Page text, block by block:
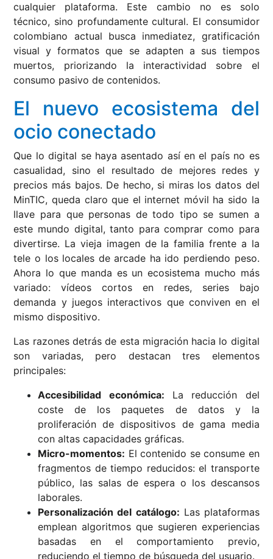
cualquier plataforma. Este cambio no es solo
técnico, sino profundamente cultural. El consumidor
colombiano actual busca inmediatez, gratificación
visual y formatos que se adapten a sus tiempos
muertos, priorizando la interactividad sobre el
consumo pasivo de contenidos.
El nuevo ecosistema del
ocio conectado
Que lo digital se haya asentado así en el país no es
casualidad, sino el resultado de mejores redes y
precios más bajos. De hecho, si miras los datos del
MinTIC, queda claro que el internet móvil ha sido la
llave para que personas de todo tipo se sumen a
este mundo digital, tanto para comprar como para
divertirse. La vieja imagen de la familia frente a la
tele o los locales de arcade ha ido perdiendo peso.
Ahora lo que manda es un ecosistema mucho más
variado: vídeos cortos en redes, series bajo
demanda y juegos interactivos que conviven en el
mismo dispositivo.
Las razones detrás de esta migración hacia lo digital
son variadas, pero destacan tres elementos
principales:
Accesibilidad económica: La reducción del
coste de los paquetes de datos y la
proliferación de dispositivos de gama media
con altas capacidades gráficas.
Micro-momentos: El contenido se consume en
fragmentos de tiempo reducidos: el transporte
público, las salas de espera o los descansos
laborales.
Personalización del catálogo: Las plataformas
emplean algoritmos que sugieren experiencias
basadas en el comportamiento previo,
reduciendo el tiempo de búsqueda del usuario.